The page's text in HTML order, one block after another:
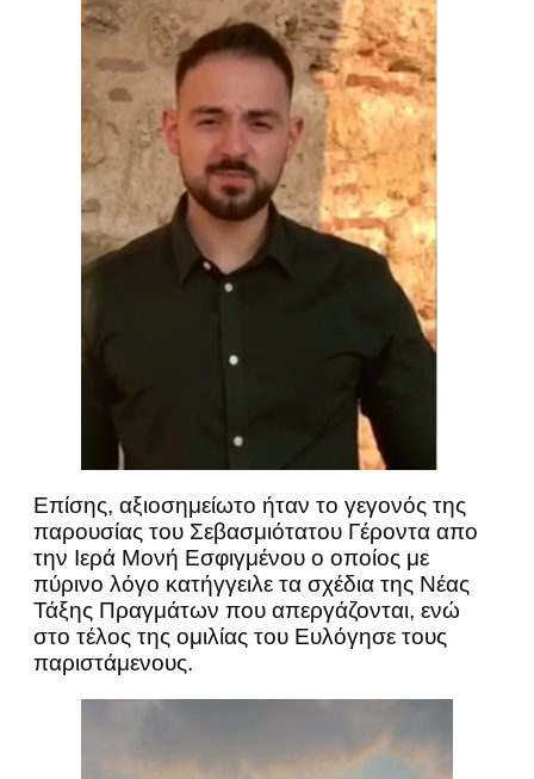
Επίσης, αξιοσημείωτο ήταν το γεγονός της
παρουσίας του Σεβασμιότατου Γέροντα απο
την Ιερά Μονή Εσφιγμένου ο οποίος με
πύρινο λόγο κατήγγειλε τα σχέδια της Νέας
Τάξης Πραγμάτων που απεργάζονται, ενώ
στο τέλος της ομιλίας του Ευλόγησε τους
παριστάμενους.